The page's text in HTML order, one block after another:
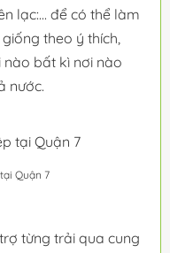
lạc:... để có thể làm
theo ý thích,
bất kì nơi nào
nước.
Quận 7
từng trải qua cung